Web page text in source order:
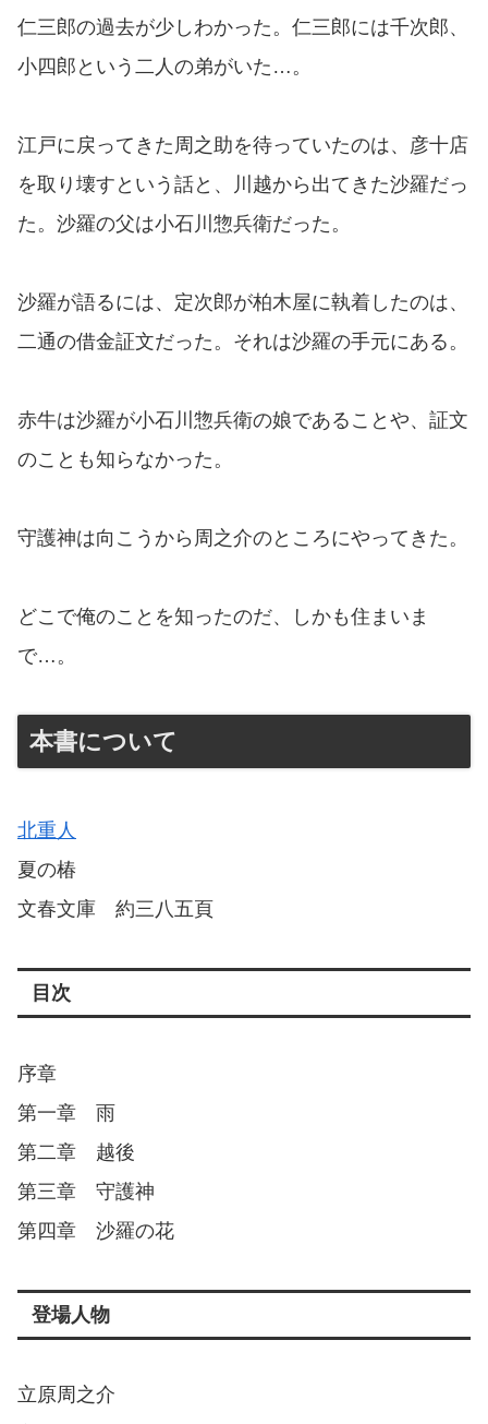
仁三郎の過去が少しわかった。仁三郎には千次郎、
小四郎という二人の弟がいた…。
江戸に戻ってきた周之助を待っていたのは、彦十店
を取り壊すという話と、川越から出てきた沙羅だっ
た。沙羅の父は小石川惣兵衛だった。
沙羅が語るには、定次郎が柏木屋に執着したのは、
二通の借金証文だった。それは沙羅の手元にある。
赤牛は沙羅が小石川惣兵衛の娘であることや、証文
のことも知らなかった。
守護神は向こうから周之介のところにやってきた。
どこで俺のことを知ったのだ、しかも住まいま
で…。
本書について
北重人
夏の椿
文春文庫 約三八五頁
目次
序章
第一章 雨
第二章 越後
第三章 守護神
第四章 沙羅の花
登場人物
立原周之介